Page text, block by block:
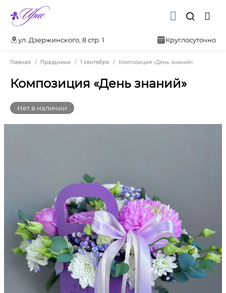
ул. Дзержинского, 8 стр. 1 Круглосуточно
Главная Праздники 1 сентября Композиция «День знаний»
Композиция «День знаний»
Нет в наличии